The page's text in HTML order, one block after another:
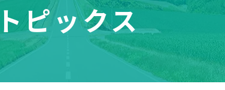
トピックス